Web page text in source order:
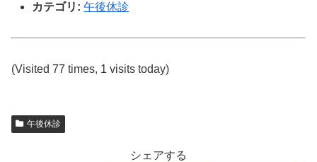
カテゴリ: 午後休診
(Visited 77 times, 1 visits today)
午後休診
シェアする